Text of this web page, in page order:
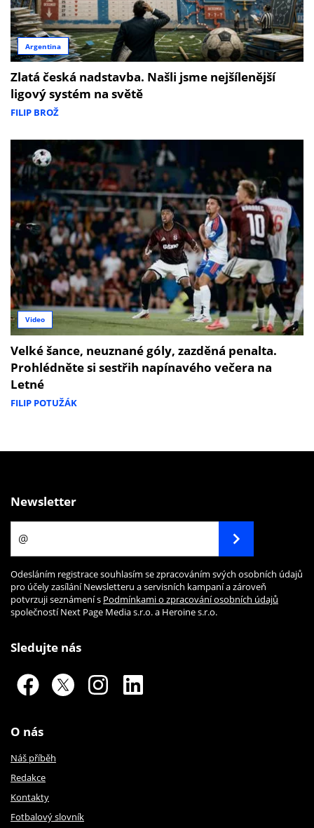
Argentina
Zlatá česká nadstavba. Našli jsme nejšílenější
ligový systém na světě
FILIP BROŽ
Video
Velké šance, neuznané góly, zazděná penalta.
Prohlédněte si sestřih napínavého večera na
Letné
FILIP POTUŽÁK
Newsletter
Odesláním registrace souhlasím se zpracováním svých osobních údajů
pro účely zasílání Newsletteru a servisních kampaní a zároveň
potvrzuji seznámení s Podmínkami o zpracování osobních údajů
společností Next Page Media s.r.o. a Heroine s.r.o.
Sledujte nás
O nás
Náš příběh
Redakce
Kontakty
Fotbalový slovník